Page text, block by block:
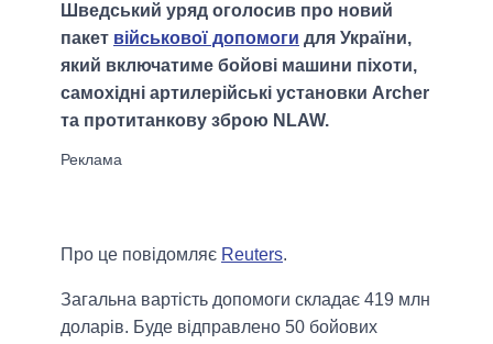
Шведський уряд оголосив про новий
пакет військової допомоги для України,
який включатиме бойові машини піхоти,
самохідні артилерійські установки Archer
та протитанкову зброю NLAW.
Про це повідомляє Reuters.
Загальна вартість допомоги складає 419 млн
доларів. Буде відправлено 50 бойових